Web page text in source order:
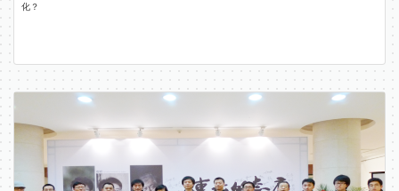
化？